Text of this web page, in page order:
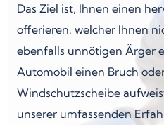
Das Ziel ist, Ihnen einen
offerieren, welcher Ihnen
ebenfalls unnötigen Ärger
Automobil einen Bruch
Windschutzscheibe
unserer umfassenden